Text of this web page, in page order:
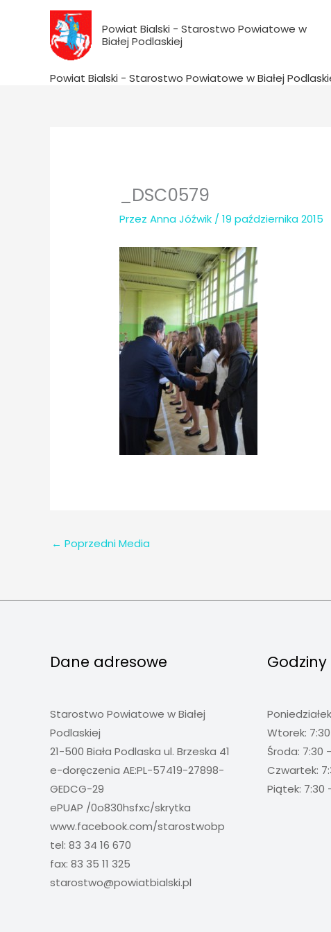
Powiat Bialski - Starostwo Powiatowe w
Białej Podlaskiej
Powiat Bialski - Starostwo Powiatowe w Białej
_DSC0579
PrzezAnna Jóźwik /19 października 2015
← Poprzedni Media
Dane adresowe
Starostwo Powiatowe w Białej
Podlaskiej
21-500 Biała Podlaska ul. Brzeska 41
e-doręczenia AE:PL-57419-27898-
GEDCG-29
ePUAP /0o830hsfxc/skrytka
www.facebook.com/starostwobp
tel: 83 34 16 670
fax: 83 35 11 325
starostwo@powiatbialski.pl
Wtorek:
Środa: 7:30
Czwartek:
Piątek: 7:30